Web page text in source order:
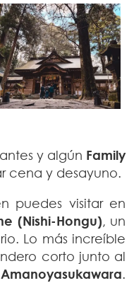
y algún Family
cena y desayuno.
puedes visitar en
(Nishi-Hongu), un
Lo más increíble
corto junto al
Amanoyasukawara.